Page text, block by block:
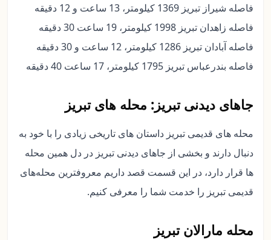
فاصله شیراز تبریز 1369 کیلومتر، 13 ساعت و 12 دقیقه
فاصله زاهدان تبریز 1998 کیلومتر، 19 ساعت 30 دقیقه
فاصله آبادان تبریز 1286 کیلومتر، 12 ساعت و 30 دقیقه
فاصله بندرعباس تبریز 1795 کیلومتر، 17 ساعت 40 دقیقه
جاهای دیدنی تبریز: محله های تبریز
محله های قدیمی تبریز داستان های تاریخی زیادی را با خود به
دنبال دارند و بخشی از جاهای دیدنی تبریز در دل همین محله
ها قرار دارد، در این قسمت قصد داریم معروفترین محله‌های
قدیمی تبریز را خدمت شما را معرفی کنیم.
محله مارالان تبریز